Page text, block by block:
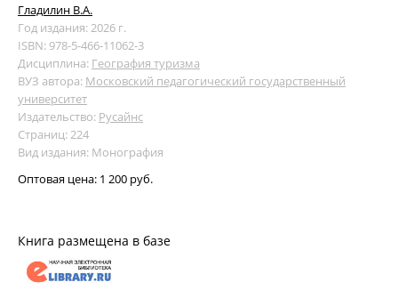
Гладилин В.А.
Год издания: 2026 г.
ISBN: 978-5-466-11062-3
Дисциплина: География туризма
ВУЗ автора: Московский педагогический государственный
университет
Издательство: Русайнс
Страниц: 224
Вид издания: Монография
Оптовая цена: 1 200 руб.
Книга размещена в базе